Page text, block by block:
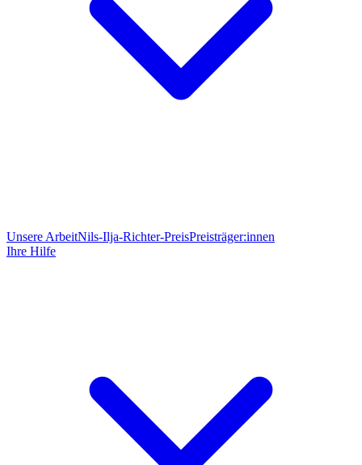
Unsere ArbeitNils-Ilja-Richter-PreisPreisträger:innen
Ihre Hilfe